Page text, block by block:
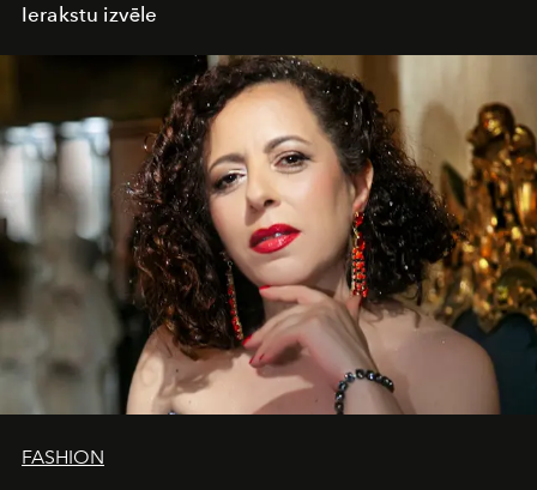
Ierakstu izvēle
FASHION